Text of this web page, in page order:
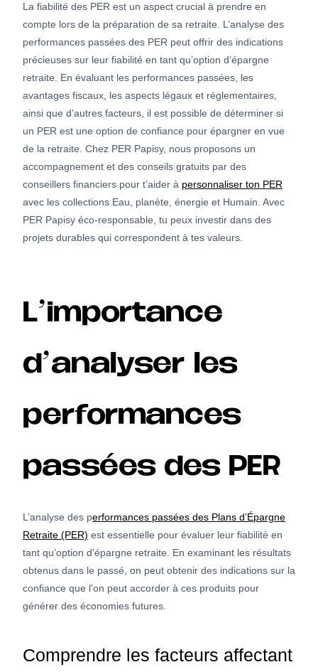
La fiabilité des PER est un aspect crucial à prendre en
compte lors de la préparation de sa retraite. L’analyse des
performances passées des PER peut offrir des indications
précieuses sur leur fiabilité en tant qu’option d’épargne
retraite. En évaluant les performances passées, les
avantages fiscaux, les aspects légaux et réglementaires,
ainsi que d’autres facteurs, il est possible de déterminer si
un PER est une option de confiance pour épargner en vue
de la retraite. Chez PER Papisy, nous proposons un
accompagnement et des conseils gratuits par des
conseillers financiers pour t’aider à personnaliser ton PER
avec les collections Eau, planète, énergie et Humain. Avec
PER Papisy éco-responsable, tu peux investir dans des
projets durables qui correspondent à tes valeurs.
L’importance
d’analyser les
performances
passées des PER
L’analyse des performances passées des Plans d’Épargne
Retraite (PER) est essentielle pour évaluer leur fiabilité en
tant qu’option d’épargne retraite. En examinant les résultats
obtenus dans le passé, on peut obtenir des indications sur la
confiance que l’on peut accorder à ces produits pour
générer des économies futures.
Comprendre les facteurs affectant